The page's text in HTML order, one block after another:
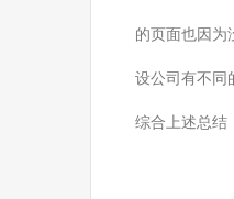
的页面也因为
设公司有不同
综合上述总结